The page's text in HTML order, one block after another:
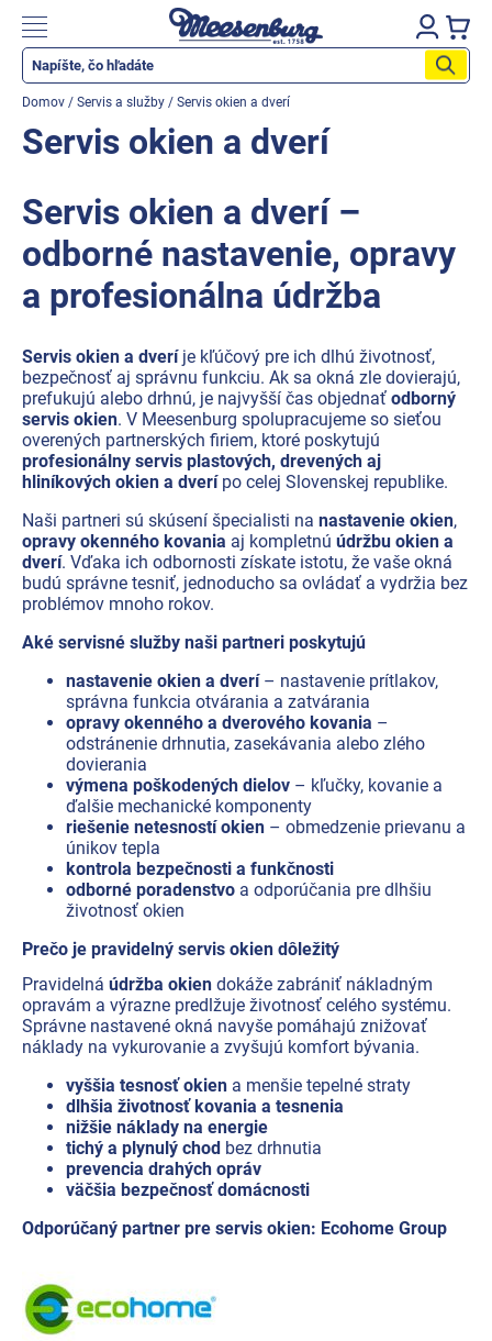
obsah
košík
Prihlásenie
Katalog produktů
Okenné parapety
Všetko pre dvere
Montážne materiály
Náradie a nástroje
Elektrické + AKU náradie
Zabezpečenie
Dom, byt, záhrada
Cyklistika/moto
Produkty podľa profesie
Akčná ponuka
Značky
Akčná ponuka
Fotovoltaické systémy
Predsadená montáž okien Triotherm+
Vetracia technika
Konfigurátor podkladových profiov
Kontakty
Domov / Servis a služby / Servis okien a dverí
Servis okien a dverí
Servis okien a dverí –
odborné nastavenie, opravy
a profesionálna údržba
Servis okien a dveríje kľúčový pre ich dlhú životnosť,
bezpečnosť aj správnu funkciu. Ak sa okná zle dovierajú,
prefukujú alebo drhnú, je najvyšší čas objednať odborný
servis okien. V Meesenburg spolupracujeme so sieťou
overených partnerských firiem, ktoré poskytujú
profesionálny servis plastových, drevených aj
hliníkových okien a dverípo celej Slovenskej republike.
Naši partneri sú skúsení špecialisti na nastavenie okien,
opravy okenného kovania aj kompletnú údržbu okien a
dverí. Vďaka ich odbornosti získate istotu, že vaše okná
budú správne tesniť, jednoducho sa ovládať a vydržia bez
problémov mnoho rokov.
Aké servisné služby naši partneri poskytujú
nastavenie okien a dverí– nastavenie prítlakov,
správna funkcia otvárania a zatvárania
opravy okenného a dverového kovania –
odstránenie drhnutia, zasekávania alebo zlého
dovierania
výmena poškodených dielov – kľučky, kovanie a
ďalšie mechanické komponenty
riešenie netesností okien – obmedzenie prievanu a
únikov tepla
kontrola bezpečnosti a funkčnosti
odborné poradenstvo a odporúčania pre dlhšiu
životnosť okien
Prečo je pravidelný servis okien dôležitý
Pravidelná údržba okien dokáže zabrániť nákladným
opravám a výrazne predlžuje životnosť celého systému.
Správne nastavené okná navyše pomáhajú znižovať
náklady na vykurovanie a zvyšujú komfort bývania.
vyššia tesnosť okien a menšie tepelné straty
dlhšia životnosť kovania a tesnenia
nižšie náklady na energie
tichý a plynulý chod bez drhnutia
prevencia drahých opráv
väčšia bezpečnosť domácnosti
Odporúčaný partner pre servis okien: Ecohome Group